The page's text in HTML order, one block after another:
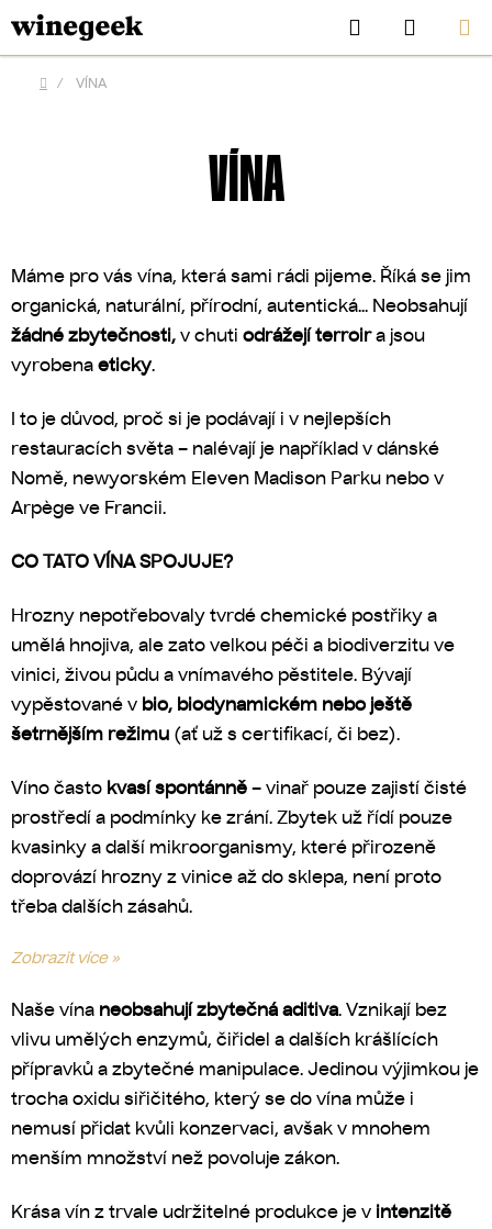
Přejít
na
obsah
Hledat
KOŠÍK
Domů
/ VÍNA
VÍNA
Máme pro vás vína, která sami rádi pijeme. Říká se jim
organická, naturální, přírodní, autentická... Neobsahují
žádné zbytečnosti, v chuti odrážejí terroira jsou
vyrobena eticky.
I to je důvod, proč si je podávají i v nejlepších
restauracích světa – nalévají je například v dánské
Nomě, newyorském Eleven Madison Parku nebo v
Arpège ve Francii.
CO TATO VÍNA SPOJUJE?
Hrozny nepotřebovaly tvrdé chemické postřiky a
umělá hnojiva, ale zato velkou péči a biodiverzitu ve
vinici, živou půdu a vnímavého pěstitele. Bývají
vypěstované v bio, biodynamickém nebo ještě
šetrnějším režimu (ať už s certifikací, či bez).
Víno často kvasí spontánně – vinař pouze zajistí čisté
prostředí a podmínky ke zrání. Zbytek už řídí pouze
kvasinky a další mikroorganismy, které přirozeně
doprovází hrozny z vinice až do sklepa, není proto
třeba dalších zásahů.
Zobrazit více »
Naše vína neobsahují zbytečná aditiva. Vznikají bez
vlivu umělých enzymů, čiřidel a dalších krášlících
přípravků a zbytečné manipulace. Jedinou výjimkou je
trocha oxidu siřičitého, který se do vína může i
nemusí přidat kvůli konzervaci, avšak v mnohem
menším množství než povoluje zákon.
Krása vín z trvale udržitelné produkce je v intenzitě